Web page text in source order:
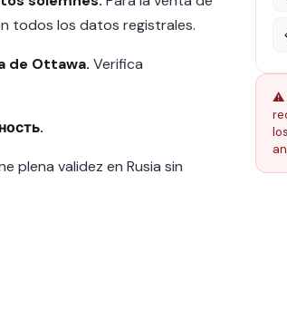
⚠️
todos los datos registrales.
de Ottawa. Verifica
plena validez en Rusia sin